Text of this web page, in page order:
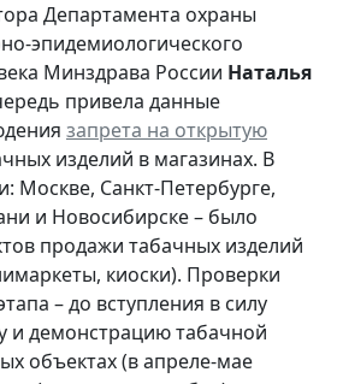
Департамента охраны
эпидемиологического
Минздрава России Наталья
привела данные
запрета на открытую
изделий в магазинах. В
Москве, Санкт-Петербурге,
и Новосибирске – было
продажи табачных изделий
киоски). Проверки
– до вступления в силу
и демонстрацию табачной
объектах (в апреле-мае